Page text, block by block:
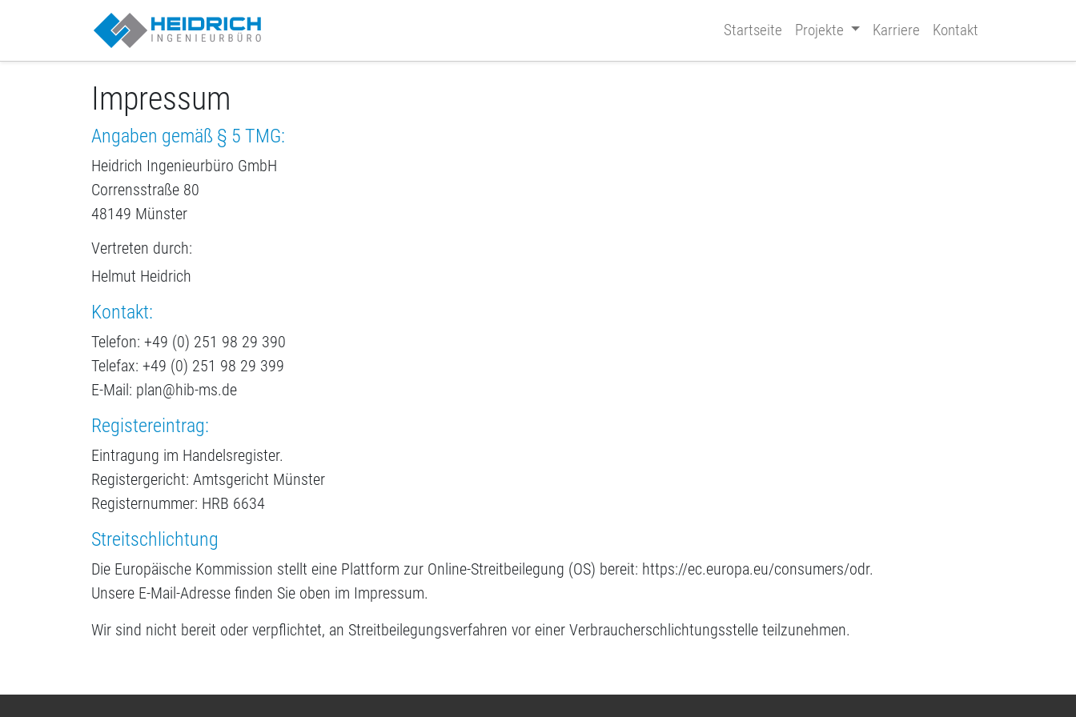
Startseite Projekte Karriere Kontakt
Impressum
Angaben gemäß § 5 TMG:
Heidrich Ingenieurbüro GmbH
Corrensstraße 80
48149 Münster
Vertreten durch:
Helmut Heidrich
Kontakt:
Telefon: +49 (0) 251 98 29 390
Telefax: +49 (0) 251 98 29 399
E-Mail: plan@hib-ms.de
Registereintrag:
Eintragung im Handelsregister.
Registergericht: Amtsgericht Münster
Registernummer: HRB 6634
Streitschlichtung
Die Europäische Kommission stellt eine Plattform zur Online-Streitbeilegung (OS) bereit: https://ec.europa.eu/consumers/odr.
Unsere E-Mail-Adresse finden Sie oben im Impressum.
Wir sind nicht bereit oder verpflichtet, an Streitbeilegungsverfahren vor einer Verbraucherschlichtungsstelle teilzunehmen.